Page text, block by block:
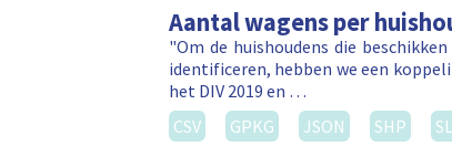
Aantal wagens per
"Om de huishoudens die
identificeren, hebben we een
het DIV 2019 en …
CSV
GPKG JSON SHP